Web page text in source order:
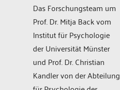
Das Forschungsteam um
Prof. Dr. Mitja Back vom
Institut für Psychologie
der Universität Münster
und Prof. Dr. Christian
Kandler von der Abteilung